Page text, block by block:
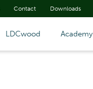
Contact Downloads
LDCwood Academy